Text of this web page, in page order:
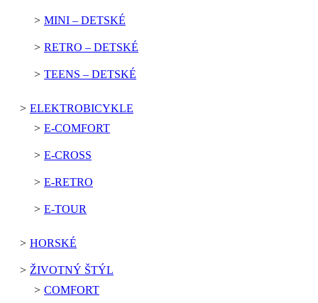
MINI – DETSKÉ
RETRO – DETSKÉ
TEENS – DETSKÉ
ELEKTROBICYKLE
E-COMFORT
E-CROSS
E-RETRO
E-TOUR
HORSKÉ
ŽIVOTNÝ ŠTÝL
COMFORT